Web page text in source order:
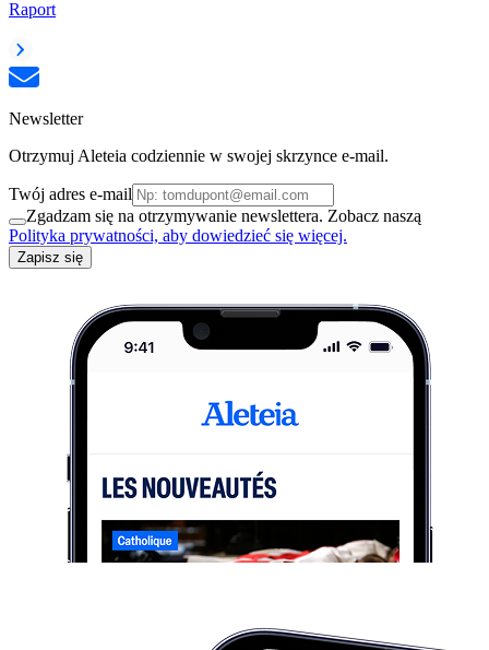
Raport
Newsletter
Otrzymuj Aleteia codziennie w swojej skrzynce e-mail.
Twój adres e-mail
Zgadzam się na otrzymywanie newslettera. Zobacz naszą
Polityka prywatności, aby dowiedzieć się więcej.
Zapisz się